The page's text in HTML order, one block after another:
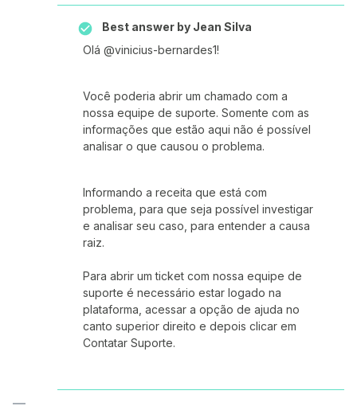
Best answer by Jean Silva
​Olá @vinicius-bernardes1!
Você poderia abrir um chamado com a
nossa equipe de suporte. Somente com as
informações que estão aqui não é possível
analisar o que causou o problema.
Informando a receita que está com
problema, para que seja possível investigar
e analisar seu caso, para entender a causa
raiz.
Para abrir um ticket com nossa equipe de
suporte é necessário estar logado na
plataforma, acessar a opção de ajuda no
canto superior direito e depois clicar em
Contatar Suporte.